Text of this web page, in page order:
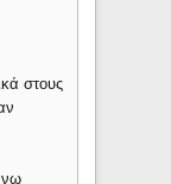
στους